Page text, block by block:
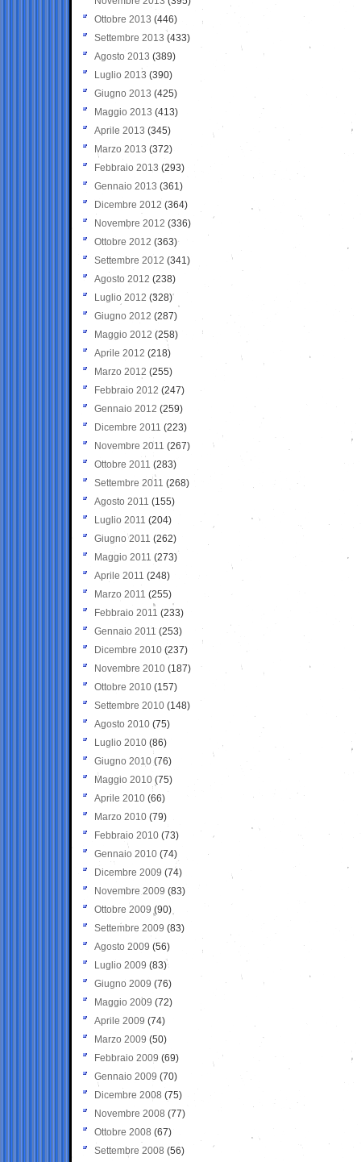
Ottobre 2013 (446)
Settembre 2013 (433)
Agosto 2013 (389)
Luglio 2013 (390)
Giugno 2013 (425)
Maggio 2013 (413)
Aprile 2013 (345)
Marzo 2013 (372)
Febbraio 2013 (293)
Gennaio 2013 (361)
Dicembre 2012 (364)
Novembre 2012 (336)
Ottobre 2012 (363)
Settembre 2012 (341)
Agosto 2012 (238)
Luglio 2012 (328)
Giugno 2012 (287)
Maggio 2012 (258)
Aprile 2012 (218)
Marzo 2012 (255)
Febbraio 2012 (247)
Gennaio 2012 (259)
Dicembre 2011 (223)
Novembre 2011 (267)
Ottobre 2011 (283)
Settembre 2011 (268)
Agosto 2011 (155)
Luglio 2011 (204)
Giugno 2011 (262)
Maggio 2011 (273)
Aprile 2011 (248)
Marzo 2011 (255)
Febbraio 2011 (233)
Gennaio 2011 (253)
Dicembre 2010 (237)
Novembre 2010 (187)
Ottobre 2010 (157)
Settembre 2010 (148)
Agosto 2010 (75)
Luglio 2010 (86)
Giugno 2010 (76)
Maggio 2010 (75)
Aprile 2010 (66)
Marzo 2010 (79)
Febbraio 2010 (73)
Gennaio 2010 (74)
Dicembre 2009 (74)
Novembre 2009 (83)
Ottobre 2009 (90)
Settembre 2009 (83)
Agosto 2009 (56)
Luglio 2009 (83)
Giugno 2009 (76)
Maggio 2009 (72)
Aprile 2009 (74)
Marzo 2009 (50)
Febbraio 2009 (69)
Gennaio 2009 (70)
Dicembre 2008 (75)
Novembre 2008 (77)
Ottobre 2008 (67)
Settembre 2008 (56)